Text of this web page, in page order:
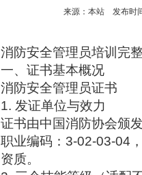
来源：本站 发布时
消防安全管理员培训完
一、证书基本概况
消防安全管理员证书
1. 发证单位与效力
证书由中国消防协会颁
职业编码：3-02-03-04
资质。